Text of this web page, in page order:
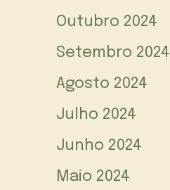
Outubro 2024
Setembro 2024
Agosto 2024
Julho 2024
Junho 2024
Maio 2024